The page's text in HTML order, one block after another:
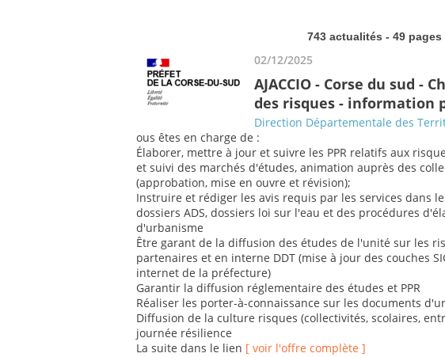
743 actualités - 49 pages
02/12/2025
AJACCIO - Corse du sud -
des risques - information
Direction Départementale des
ous êtes en charge de :
Élaborer, mettre à jour et suivre les PPR relatifs aux
et suivi des marchés d'études, animation auprès des
(approbation, mise en ouvre et révision);
Instruire et rédiger les avis requis par les services dans
dossiers ADS, dossiers loi sur l'eau et des procédures
d'urbanisme
Être garant de la diffusion des études de l'unité sur les
partenaires et en interne DDT (mise à jour des couches
internet de la préfecture)
Garantir la diffusion réglementaire des études et PPR
Réaliser les porter-à-connaissance sur les documents
Diffusion de la culture risques (collectivités, scolaires,
journée résilience
La suite dans le lien [ voir l'offre complète ]